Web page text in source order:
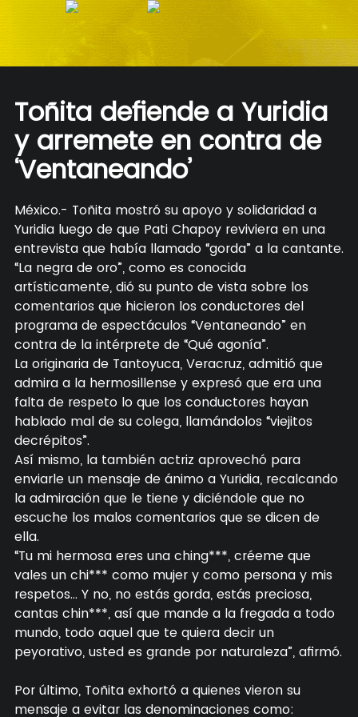
Toñita defiende a Yuridia
y arremete en contra de
‘Ventaneando’
México.- Toñita mostró su apoyo y solidaridad a
Yuridia luego de que Pati Chapoy reviviera en una
entrevista que había llamado “gorda” a la cantante.
“La negra de oro”, como es conocida
artísticamente, dió su punto de vista sobre los
comentarios que hicieron los conductores del
programa de espectáculos “Ventaneando” en
contra de la intérprete de “Qué agonía”.
La originaria de Tantoyuca, Veracruz, admitió que
admira a la hermosillense y expresó que era una
falta de respeto lo que los conductores hayan
hablado mal de su colega, llamándolos “viejitos
decrépitos”.
Así mismo, la también actriz aprovechó para
enviarle un mensaje de ánimo a Yuridia, recalcando
la admiración que le tiene y diciéndole que no
escuche los malos comentarios que se dicen de
ella.
“Tu mi hermosa eres una ching***, créeme que
vales un chi*** como mujer y como persona y mis
respetos… Y no, no estás gorda, estás preciosa,
cantas chin***, así que mande a la fregada a todo
mundo, todo aquel que te quiera decir un
peyorativo, usted es grande por naturaleza”, afirmó.
Por último, Toñita exhortó a quienes vieron su
mensaje a evitar las denominaciones como: